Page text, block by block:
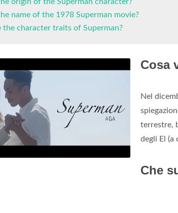
name of the 1978 Superman movie?
the character traits of Superman?
Cosa
Nel
terrestre,
degli El (a
Che